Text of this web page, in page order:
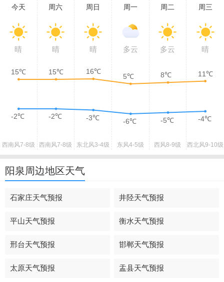
今天
晴
西南风7-8级
周六
晴
西南风7-8级
周日
晴
东北风3-4级
周一
多云
东风4-5级
周二
多云
西风8-9级
周三
晴
西北风9-10级
15℃ 15℃ 16℃
5℃ 8℃ 11℃
-2℃ -2℃ -3℃ -6℃ -5℃ -4℃
阳泉周边地区天气
石家庄天气预报 井陉天气预报
平山天气预报 衡水天气预报
邢台天气预报 邯郸天气预报
太原天气预报 盂县天气预报